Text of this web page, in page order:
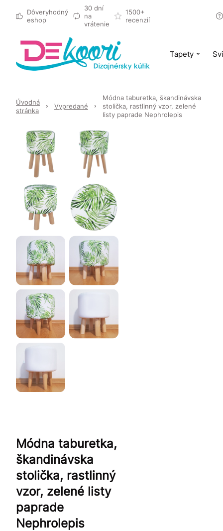
Dôveryhodný
eshop
30 dní
na
vrátenie
1500+
recenzií
Tapety
Úvodná
stránka
Vypredané
Módna taburetka, škandinávska
stolička, rastlinný vzor, zelené
listy paprade Nephrolepis
Módna taburetka,
škandinávska
stolička, rastlinný
vzor, zelené listy
paprade
Nephrolepis